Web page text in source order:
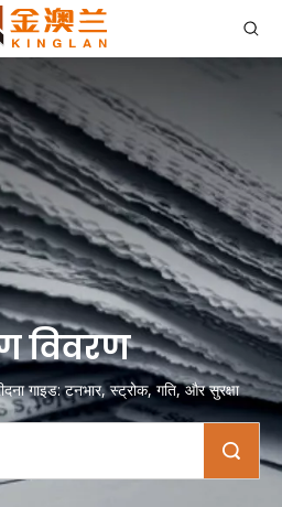
विवरण
गाइड: टनभार, स्ट्रोक, गति, और सुरक्षा